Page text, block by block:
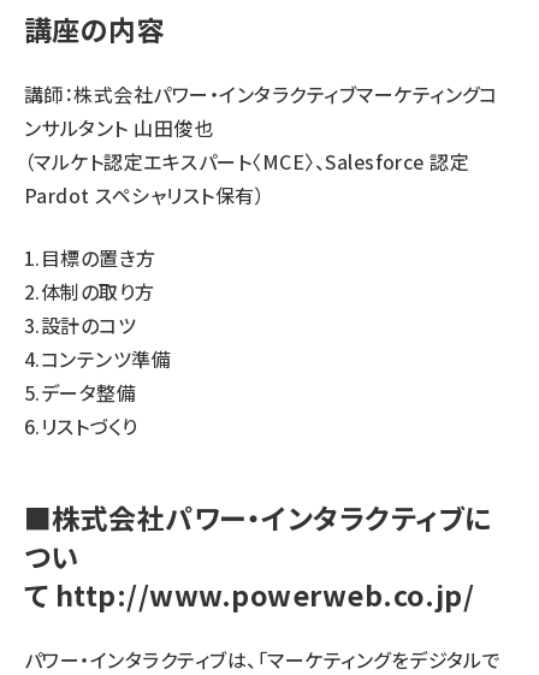
講座の内容
講師：株式会社パワー・インタラクティブマーケティングコ
ンサルタント 山田俊也
（マルケト認定エキスパート〈MCE〉、Salesforce 認定
Pardot スペシャリスト保有）
1.目標の置き方
2.体制の取り方
3.設計のコツ
4.コンテンツ準備
5.データ整備
6.リストづくり
■株式会社パワー・インタラクティブに
つい
て http://www.powerweb.co.jp/
パワー・インタラクティブは、「マーケティングをデジタルで